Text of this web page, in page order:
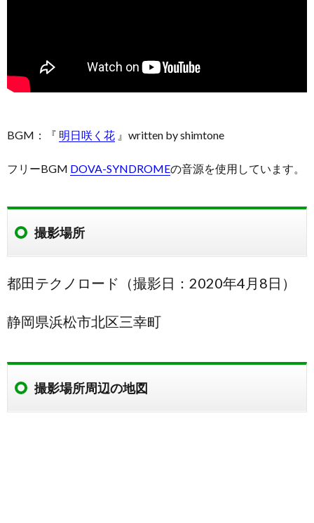
BGM：『 明日咲く花 』written by shimtone
フリーBGM DOVA-SYNDROMEの音源を使用しています。
撮影場所
都田テクノロード（撮影日：2020年4月8日）
静岡県浜松市北区三幸町
撮影場所周辺の地図